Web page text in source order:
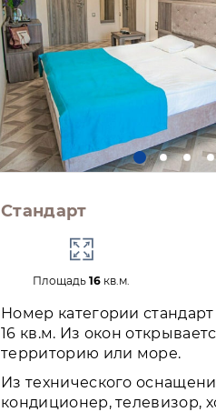
Стандарт
Площадь16 кв.м.
Номер категории
16 кв.м. Из окон
территорию или море.
Из технического
кондиционер, телевизор,